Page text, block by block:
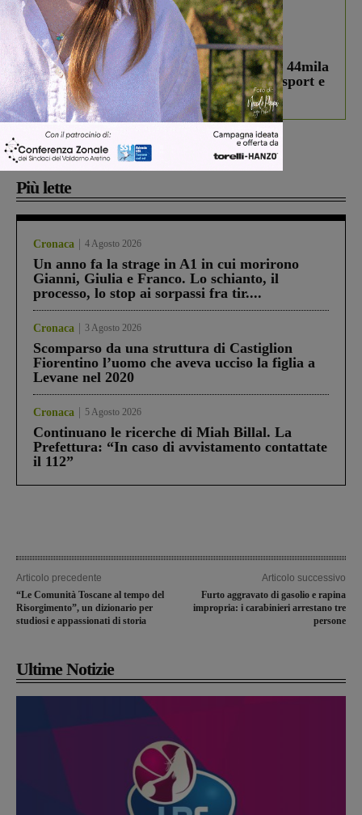
In vetrina 3 Agosto 2026
Estra Notizie agosto: Smart Cities, oltre 44mila
studenti coinvolti, torna il bando per lo sport e
debutta il podcast Estrair
Più lette
Cronaca 4 Agosto 2026
Un anno fa la strage in A1 in cui morirono
Gianni, Giulia e Franco. Lo schianto, il
processo, lo stop ai sorpassi fra tir....
Cronaca 3 Agosto 2026
Scomparso da una struttura di Castiglion
Fiorentino l’uomo che aveva ucciso la figlia a
Levane nel 2020
Cronaca 5 Agosto 2026
Continuano le ricerche di Miah Billal. La
Prefettura: “In caso di avvistamento contattate
il 112”
Articolo precedente
“Le Comunità Toscane al tempo del
Risorgimento”, un dizionario per
studiosi e appassionati di storia
Articolo successivo
Furto aggravato di gasolio e rapina
impropria: i carabinieri arrestano tre
persone
Ultime Notizie